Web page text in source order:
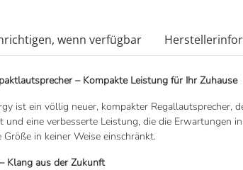
wenn verfügbar
– Kompakte Leistung für Ihr Zuhause
ist ein völlig neuer, kompakter
eine verbesserte Leistung, die die Erwartungen
in keiner Weise einschränkt.
Klang aus der Zukunft